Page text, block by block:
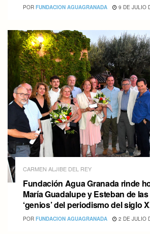
POR FUNDACION AGUAGRANADA 9 DE JULIO
CARMEN ALJIBE DEL REY
Fundación Agua Granada rinde
María Guadalupe y Esteban de
‘genios’ del periodismo del siglo
POR FUNDACION AGUAGRANADA 2 DE JULIO